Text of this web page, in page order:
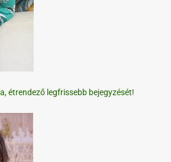
étrendező legfrissebb bejegyzését!